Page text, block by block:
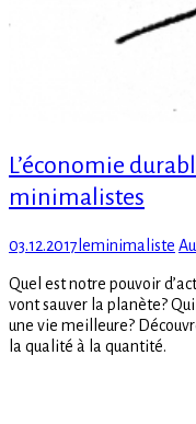
L’économie
minimalistes
Posted
03.12.2017 Author
leminimaliste
Quel est notre pouvoir
vont sauver la planète?
une vie meilleure?
la qualité à la quantité.